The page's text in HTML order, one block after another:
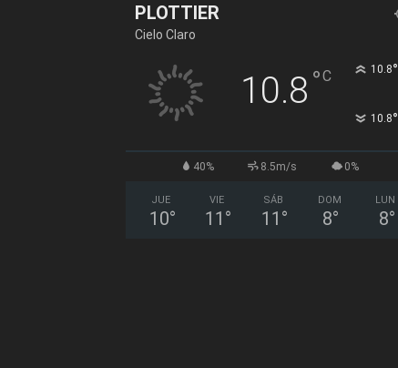
PLOTTIER
Cielo Claro
10.8 °C 10.8°
10.8°
40% 8.5m/s 0%
JUE
10°
VIE
11 °
SÁB
11 °
DOM
8°
LUN
8°